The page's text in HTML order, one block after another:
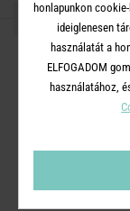
A
honlapunkon
ideiglenesen
használatát a
ELFOGADOM
használatához,